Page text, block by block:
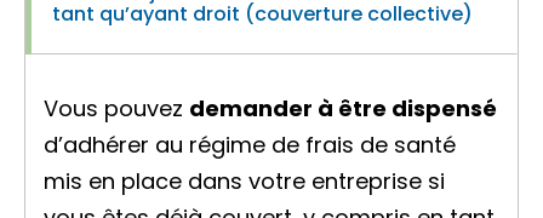
tant qu’ayant droit (couverture collective)
Vous pouvez demander à être dispensé
d’adhérer au régime de frais de santé
mis en place dans votre entreprise si